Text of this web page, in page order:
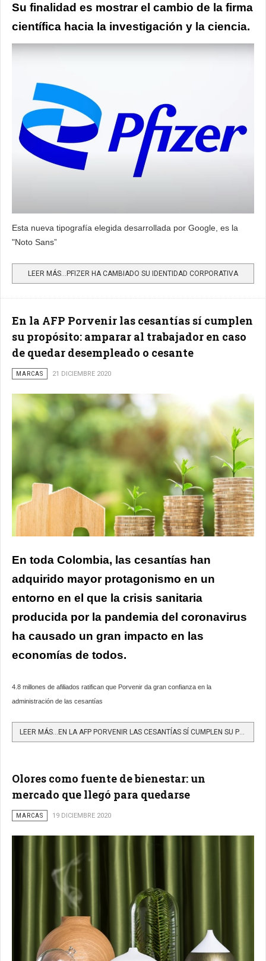
Su finalidad es mostrar el cambio de la firma
científica hacia la investigación y la ciencia.
Esta nueva tipografía elegida desarrollada por Google, es la
"Noto Sans”
LEER MÁS…PFIZER HA CAMBIADO SU IDENTIDAD CORPORATIVA
En la AFP Porvenir las cesantías sí cumplen
su propósito: amparar al trabajador en caso
de quedar desempleado o cesante
MARCAS 21 DICIEMBRE 2020
En toda Colombia, las cesantías han
adquirido mayor protagonismo en un
entorno en el que la crisis sanitaria
producida por la pandemia del coronavirus
ha causado un gran impacto en las
economías de todos.
4.8 millones de afiliados ratifican que Porvenir da gran confianza en la
administración de las cesantías
Olores como fuente de bienestar: un
mercado que llegó para quedarse
MARCAS 19 DICIEMBRE 2020